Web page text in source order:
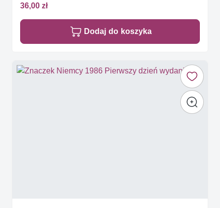
36,00 zł
Dodaj do koszyka